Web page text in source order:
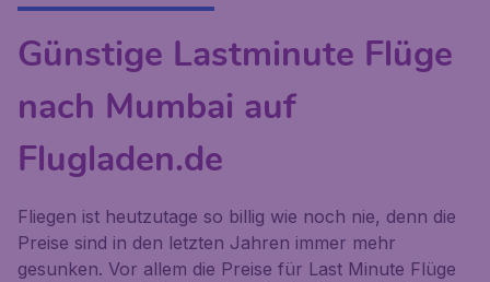
Günstige Lastminute Flüge
nach Mumbai auf
Flugladen.de
Fliegen ist heutzutage so billig wie noch nie, denn die
Preise sind in den letzten Jahren immer mehr
gesunken. Vor allem die Preise für Last Minute Flüge